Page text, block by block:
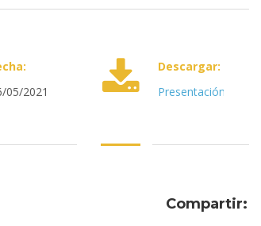
05/2021
Descargar:
Presentación
Compartir: